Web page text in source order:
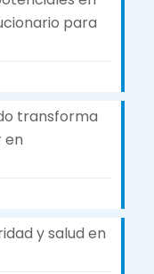
para
transforma
en
y salud en